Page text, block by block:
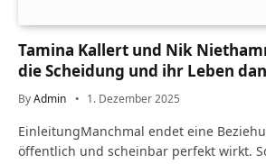
Tamina Kallert und Nik
die Scheidung und ihr Leben
ByAdmin 1. Dezember 2025
EinleitungManchmal endet eine
öffentlich und scheinbar perfekt wirkt.